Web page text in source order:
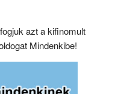
azt a kifinomult
Mindenkibe!